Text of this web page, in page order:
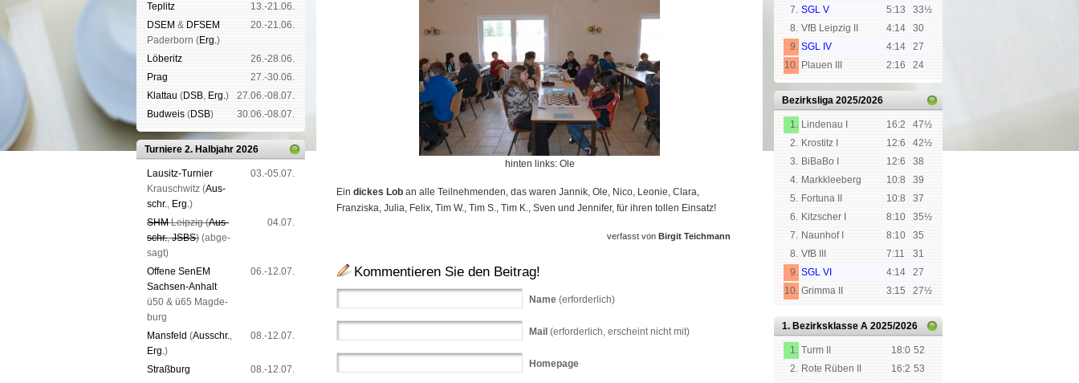
Tep­litz
13.-21.06.
DSEM & DFSEM
Pader­born (Erg.)
20.-21.06.
Lö­be­ritz
26.-28.06.
Prag
27.-30.06.
Klat­tau (DSB, Erg.)
27.06.-08.07.
Bud­weis (DSB) 30.06.-08.07.
Turniere 2. Halbjahr 2026
Lau­sitz-Tur­nier
Krausch­witz (Aus­
schr., Erg.)
03.-05.07.
SHMLeip­zig (Aus­
schr.,JSBS) (ab­ge­
sagt)
04.07.
Offene SenEM
Sach­sen-An­halt
ü50 & ü65 Mag­de­
burg
06.-12.07.
Mans­feld (Aus­schr.,
Erg.)
08.-12.07.
Straß­burg
08.-12.07.
hinten links: Ole
Ein dickes Lob an alle Teilnehmenden, das waren Jannik, Ole, Nico, Leonie, Clara,
Franziska, Julia, Felix, Tim W., Tim S., Tim K., Sven und Jennifer, für ihren tollen Einsatz!
verfasst von Birgit Teichmann
Kommentieren Sie den Beitrag!
Name (erforderlich)
Mail (erforderlich, erscheint nicht mit)
Homepage
7. SGL V 5:13
33½
8. VfB Leipzig II 4:14
30
9. SGL IV 4:14
27
10. Plauen III 2:16 24
Bezirksliga 2025/2026
1. Lindenau I 16:2
47½
2. Krostitz I 12:6
42½
3. BiBaBo I 12:6
38
4. Markkleeberg 10:8
39
5. Fortuna II 10:8
37
6. Kitzscher I 8:10
35½
7. Naunhof I 8:10
35
8. VfB III 7:11
31
9. SGL VI 4:14
27
10. Grimma II 3:15 27½
1. Bezirksklasse A 2025/2026
1. Turm II 18:0 52
2. Rote Rüben II 16:2 53